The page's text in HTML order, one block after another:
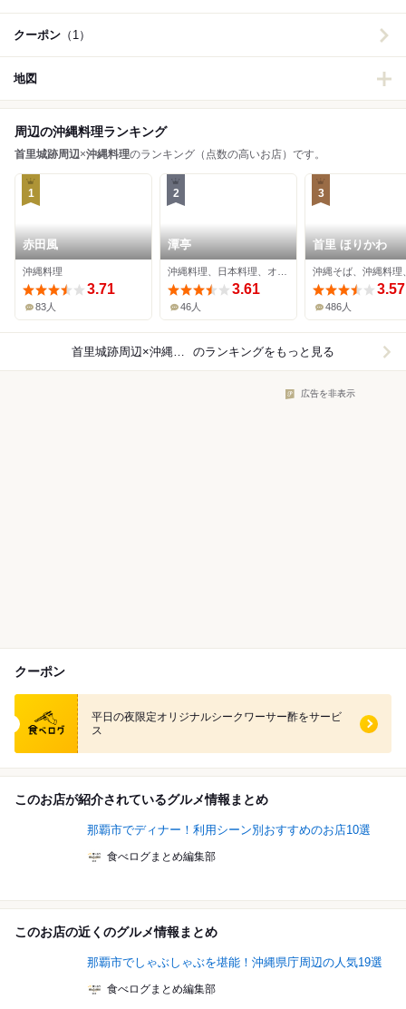
クーポン （1）
地図
周辺の沖縄料理ランキング
首里城跡周辺×沖縄料理のランキング（点数の高いお店）です。
1
赤田風
沖縄料理
3.71
83人
2
潭亭
3.61
46人
3
首里 ほりかわ
3.57
486人
首里城跡周辺×沖縄料理 のランキングをもっと見る
広告を非表示
クーポン
食べログ クーポン
平日の夜限定オリジナルシークワーサー酢をサービ
ス
このお店が紹介されているグルメ情報まとめ
那覇市でディナー！利用シーン別おすすめのお店10選
食べログまとめ編集部
このお店の近くのグルメ情報まとめ
那覇市でしゃぶしゃぶを堪能！沖縄県庁周辺の人気19選
食べログまとめ編集部